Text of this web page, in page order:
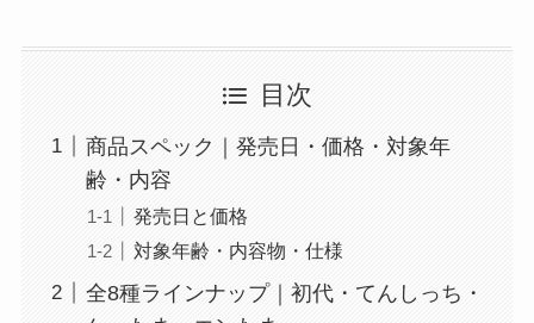
目次
商品スペック｜発売日・価格・対象年
齢・内容
発売日と価格
対象年齢・内容物・仕様
全8種ラインナップ｜初代・てんしっち・